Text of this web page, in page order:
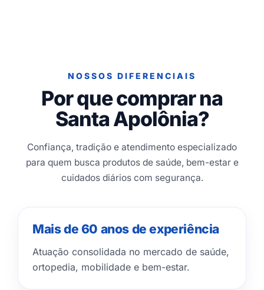
NOSSOS DIFERENCIAIS
Por que comprar na
Santa Apolônia?
Confiança, tradição e atendimento especializado
para quem busca produtos de saúde, bem-estar e
cuidados diários com segurança.
Mais de 60 anos de experiência
Atuação consolidada no mercado de saúde,
ortopedia, mobilidade e bem-estar.